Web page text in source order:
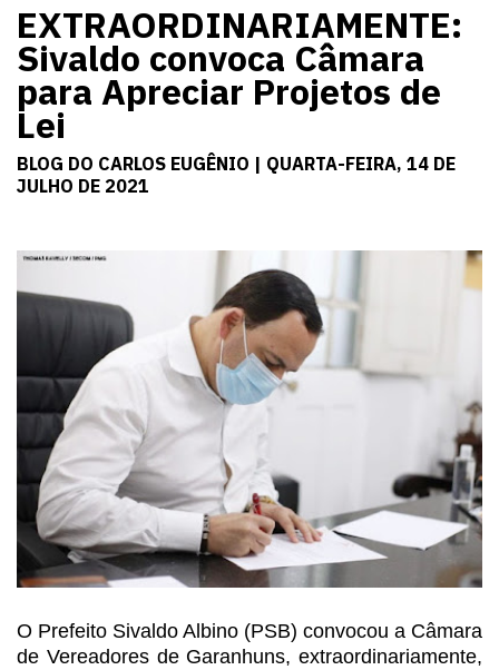
EXTRAORDINARIAMENTE:
Sivaldo convoca Câmara
para Apreciar Projetos de
Lei
BLOG DO CARLOS EUGÊNIO | QUARTA-FEIRA, 14 DE
JULHO DE 2021
O Prefeito Sivaldo Albino (PSB) convocou a Câmara
de Vereadores de Garanhuns, extraordinariamente,